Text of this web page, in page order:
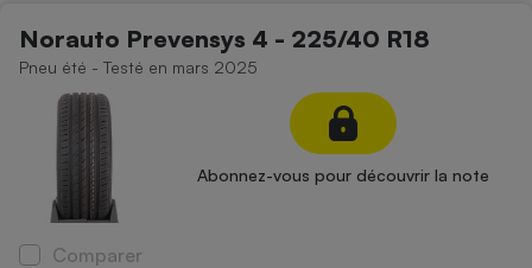
Norauto Prevensys 4 - 225/40 R18
Pneu été - Testé en mars 2025
Abonnez-vous pour découvrir la note
Comparer